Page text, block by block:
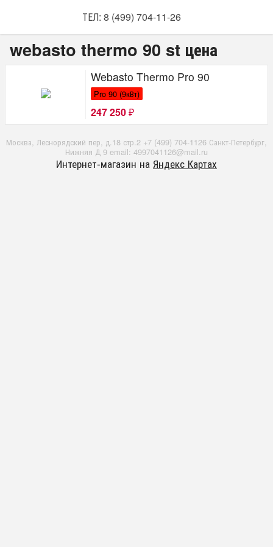
ТЕЛ: 8 (499) 704-11-26
webasto thermo 90 st цена
Webasto Thermo Pro 90
Pro 90 (9кВт)
247 250 ₽
Москва, Леснорядский пер, д.18 стр.2 +7 (499) 704-1126 Санкт-Петербург,
Нижняя Д 9 email: 4997041126@mail.ru
Интернет-магазин на Яндекс Картах